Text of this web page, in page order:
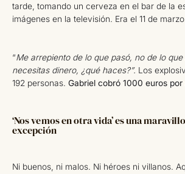
tarde, tomando un cerveza en el bar de la
imágenes en la televisión. Era el 11 de
“Me arrepiento de lo que pasó, no de lo
necesitas dinero, ¿qué haces?”. Los
192 personas. Gabriel cobró 1000 euros por
‘Nos vemos en otra vida’ es una
excepción
Ni buenos, ni malos. Ni héroes ni villanos.